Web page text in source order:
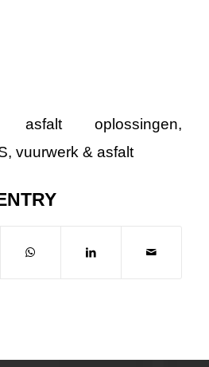
asfalt oplossingen,
, vuurwerk & asfalt